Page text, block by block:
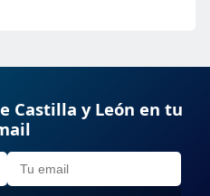
Castilla y León en tu